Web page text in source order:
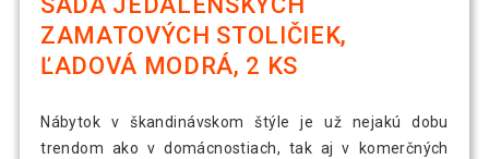
ZAMATOVÝCH STOLIČIEK,
ĽADOVÁ MODRÁ, 2 KS
Nábytok v škandinávskom štýle je už nejakú dobu
trendom ako v domácnostiach, tak aj v komerčných